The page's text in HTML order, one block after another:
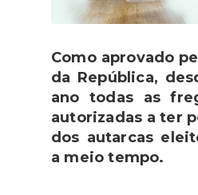
Como aprovado
da República,
ano todas as
autorizadas a ter
dos autarcas
a meio tempo.